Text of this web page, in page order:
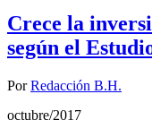
Crece la
según el
PorRedacción B.H.
octubre/2017